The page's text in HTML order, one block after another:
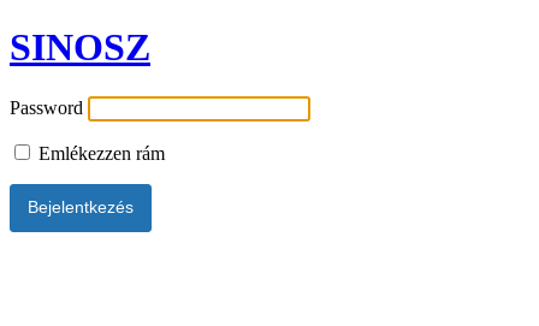
SINOSZ
Password
Emlékezzen rám